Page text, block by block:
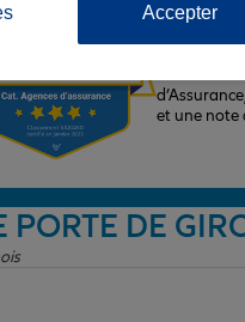
Pour la
la mieux
et une note
DE
Accepter